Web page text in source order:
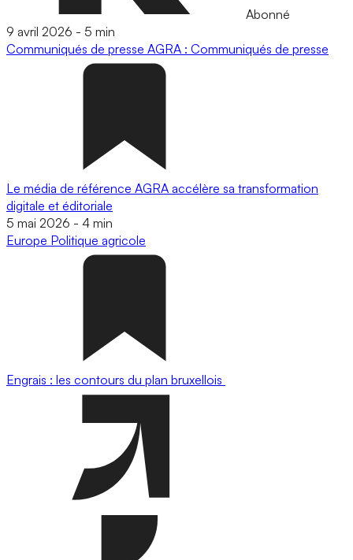
Abonné
9 avril 2026 - 5 min
Communiqués de presse AGRA : Communiqués de presse
Le média de référence AGRA accélère sa transformation
digitale et éditoriale
5 mai 2026 - 4 min
Europe Politique agricole
Engrais : les contours du plan bruxellois